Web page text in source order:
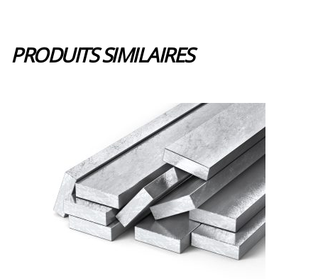
PRODUITS SIMILAIRES